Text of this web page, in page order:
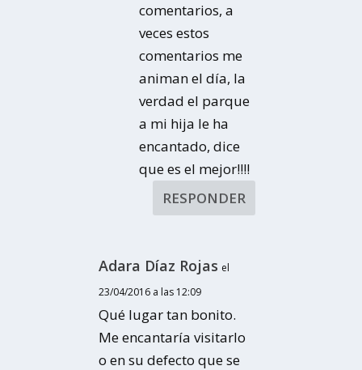
comentarios, a
veces estos
comentarios me
animan el día, la
verdad el parque
a mi hija le ha
encantado, dice
que es el mejor!!!!
RESPONDER
Adara Díaz Rojas el
23/04/2016 a las 12:09
Qué lugar tan bonito.
Me encantaría visitarlo
o en su defecto que se